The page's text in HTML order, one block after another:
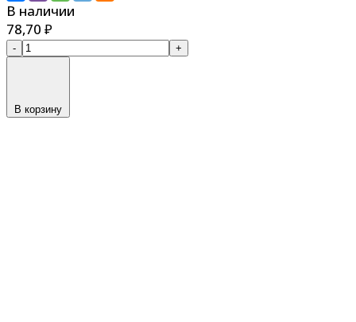
В наличии
78,70 ₽
- +
В корзину